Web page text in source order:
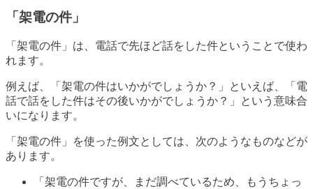
「架電の件」
「架電の件」は、電話で先ほど話をした件ということで使わ
れます。
例えば、「架電の件はいかがでしょうか？」といえば、「電
話で話をした件はその後いかがでしょうか？」という意味合
いになります。
「架電の件」を使った例文としては、次のようなものなどが
あります。
「架電の件ですが、まだ調べているため、もうちょっ